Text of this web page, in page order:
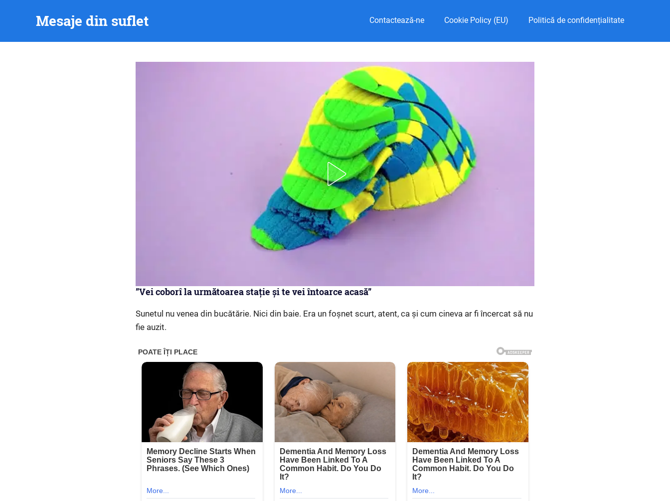
Mesaje din suflet Contactează-ne Cookie Policy (EU) Politică de confidențialitate
”Vei coborî la următoarea stație și te vei întoarce acasă”
Sunetul nu venea din bucătărie. Nici din baie. Era un foșnet scurt, atent, ca și cum cineva ar fi încercat să nu
fie auzit.